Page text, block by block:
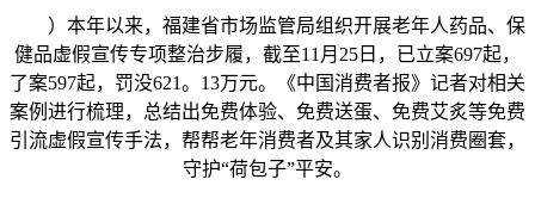
）本年以来，福建省市场监管局组织开展老年人药品、保
健品虚假宣传专项整治步履，截至11月25日，已立案697起，
了案597起，罚没621。13万元。《中国消费者报》记者对相关
案例进行梳理，总结出免费体验、免费送蛋、免费艾炙等免费
引流虚假宣传手法，帮帮老年消费者及其家人识别消费圈套，
守护“荷包子”平安。